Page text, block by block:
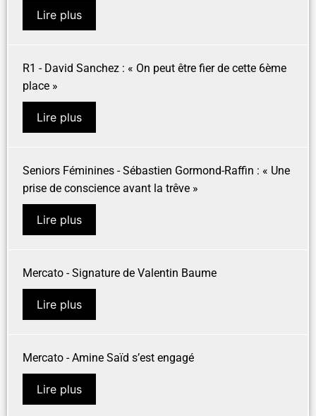
Lire plus
R1 - David Sanchez : « On peut être fier de cette 6ème
place »
Lire plus
Seniors Féminines - Sébastien Gormond-Raffin : « Une
prise de conscience avant la trêve »
Lire plus
Mercato - Signature de Valentin Baume
Lire plus
Mercato - Amine Saïd s’est engagé
Lire plus